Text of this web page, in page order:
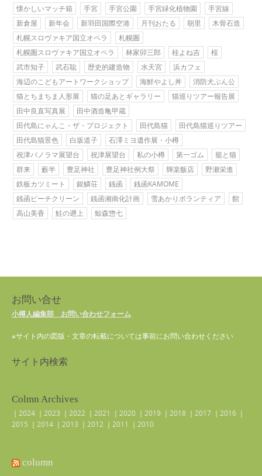
懐かしいマッチ箱
手宮 手宮公園 手宮緑化植物園
手宮線
新倉屋
新年会 新羽田国際空港 月刊おたる 朝里
木骨石造
札幌スロヴァキア国立オペラ
札幌圏
札幌圏スロヴァキア国立オペラ
林家卯三郎 桂よね吉
桜
武市知子
武石聡 歴史的建造物 水天宮
浜カフェ
海辺のこどもアートワークショップ
海鮮やよし丼
消防犬ぶん公
猫とちまちま人形展
猫の足あとギャラリー
猫巡りツアー報告展
田中良直写真展
田中酒造亀甲蔵
田代島にゃんこ・ザ・プロジェクト
田代島猫
田代島猫巡りツアー
田代島猫景色
白坂道子
石澤ミヨ遺作展・小樽
祝津パノラマ展望台
祝津展望台 私の小樽 第一ゴム
籠と猫
群来
藪半 豊足神社 豊足神社例大祭 輝楽飯店
野瀬栄進
鉄板カツミート
銀鱗荘 銭函
銭函KAMOME
銭函ビーチクリーン
銭函湘南化計画 雪あかりボランティア
館
高山美香
鮭の遡上 鯨森惣七
お問い合せ
小樽人編集部 お問い合わせフォーム
※サイト内の図版・文章の転載については事前にお問い合わせください
サイト内検索
Colmn Archives
｜ 2024 ｜ 2023 ｜ 2022 ｜ 2021 ｜ 2020 ｜ 2019 ｜ 2018 ｜ 2017 ｜ 2016 ｜
2015 ｜ 2014 ｜ 2013 ｜ 2012 ｜ 2011 ｜ 2010
column